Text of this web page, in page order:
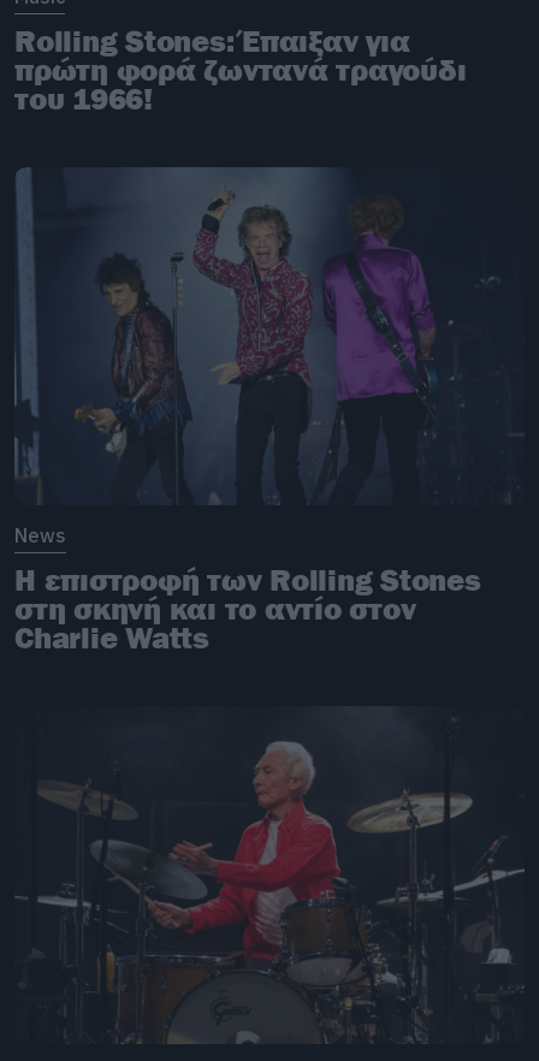
Rolling Stones: Έπαιξαν για
πρώτη φορά ζωντανά τραγούδι
του 1966!
News
Η επιστροφή των Rolling Stones
στη σκηνή και το αντίο στον
Charlie Watts